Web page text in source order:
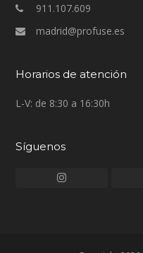
911.107.609
madrid@profuse.es
Horarios de atención
L-V: de 8:30 a 16:30h
Síguenos
Instagram